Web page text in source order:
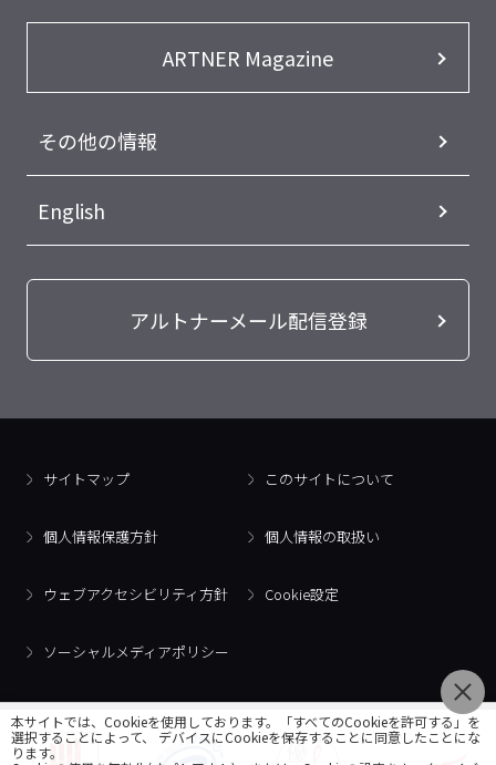
ARTNER Magazine
その他の情報
English
アルトナーメール配信登録
サイトマップ このサイトについて
個人情報保護方針 個人情報の取扱い
ウェブアクセシビリティ方針 Cookie設定
ソーシャルメディアポリシー
本サイトでは、Cookieを使用しております。「すべてのCookieを許可する」を
選択することによって、 デバイスにCookieを保存することに同意したことにな
ります。